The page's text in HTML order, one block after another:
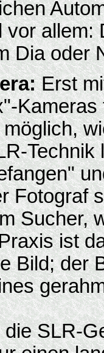
vor
Dia oder
Erst
Fotograf
Sucher,
ist
Bild; der
SLR-